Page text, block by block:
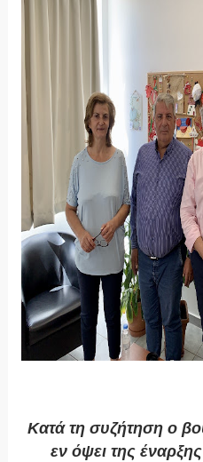
Κατά τη συζήτηση ο
εν όψει της